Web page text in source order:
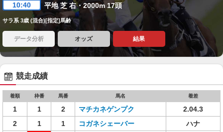
10:40 平地 芝 右・2000m 17頭
サラ系 3歳 (混合)[指定]馬齢
データ分析 オッズ 結果
競走成績
着順 枠番 馬番 馬名 着差
1 1 2 マチカネゲンプク
2.04.3
2
1 1 コガネシェーバー
ハナ